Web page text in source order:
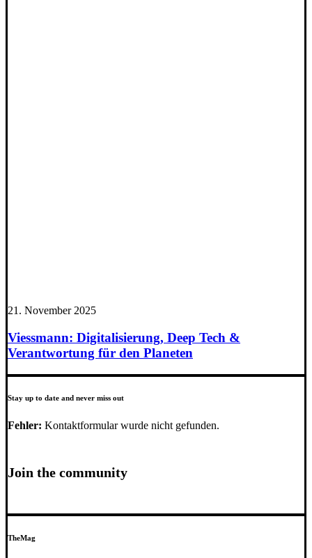
21. November 2025
Viessmann: Digitalisierung, Deep Tech &
Verantwortung für den Planeten
Stay up to date and never miss out
Fehler: Kontaktformular wurde nicht gefunden.
Join the community
TheMag